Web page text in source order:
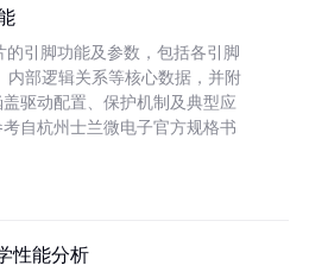
的引脚功能及参数，包括各引脚
内部逻辑关系等核心数据，并附
驱动配置、保护机制及典型应
自杭州士兰微电子官方规格书
性能分析